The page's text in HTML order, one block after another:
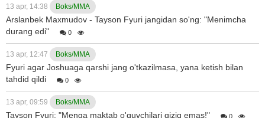
13 apr, 14:38 Boks/MMA
Arslanbek Maxmudov - Tayson Fyuri jangidan so'ng: "Menimcha
durang edi"
0
13 apr, 12:47 Boks/MMA
Fyuri agar Joshuaga qarshi jang o'tkazilmasa, yana ketish bilan
tahdid qildi
0
13 apr, 09:59 Boks/MMA
Tayson Fyuri: "Menga maktab o'quvchilari qiziq emas!" 0